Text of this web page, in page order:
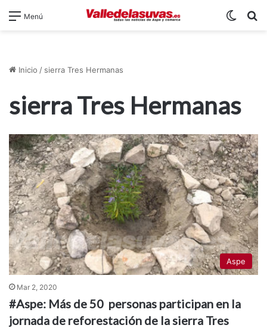
Menú
Inicio / sierra Tres Hermanas
sierra Tres Hermanas
Aspe
Mar 2, 2020
#Aspe: Más de 50 personas participan en la
jornada de reforestación de la sierra Tres